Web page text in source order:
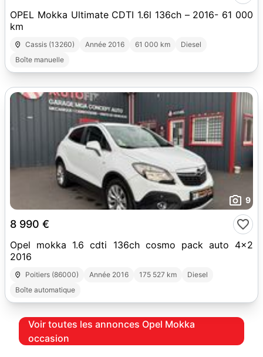
OPEL Mokka Ultimate CDTI 1.6l 136ch – 2016- 61 000
km
Cassis (13260) Année 2016 61 000 km
Diesel
Boîte manuelle
9
8 990 €
Opel mokka 1.6 cdti 136ch cosmo pack auto 4x2
2016
Poitiers (86000) Année 2016 175 527 km
Diesel
Boîte automatique
Voir toutes les annonces Opel Mokka
occasion